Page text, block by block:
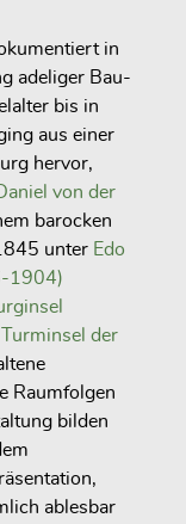
in
adeliger Bau-
bis in
aus einer
hervor,
von der
barocken
unter Edo
1904)
Turminsel der
Raumfolgen
bilden
ablesbar